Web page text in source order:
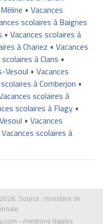
• Vacances
scolaires à Baignes
• Vacances scolaires à
à Chariez • Vacances
à Clans •
Vesoul • Vacances
à Comberjon •
scolaires à
scolaires à Flagy•
• Vacances
Vacances scolaires à
Source : ministère de
.
- mentions légales